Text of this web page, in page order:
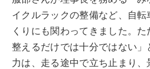
イクルラックの整備など、自
くりにも関わってきました。
整えるだけでは十分ではない
力は、走る途中で立ち止まり